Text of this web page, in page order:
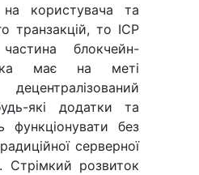
на користувача та
транзакцій, то ІСР
блокчейн-
має на меті
які додатки та
функціонувати без
серверної
Стрімкий розвиток